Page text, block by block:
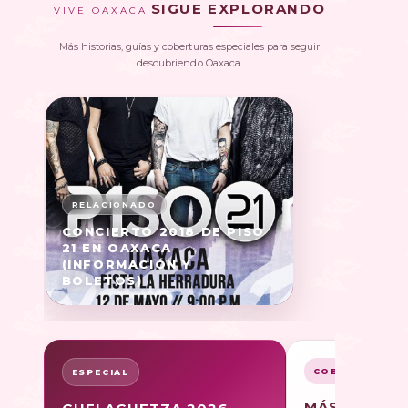
VIVE OAXACA SIGUE EXPLORANDO
Más historias, guías y coberturas especiales para seguir
descubriendo Oaxaca.
CONCIERTO 2018 DE PISO
21 EN OAXACA
(INFORMACIÓN Y
BOLETOS)
ESPECIAL COBERTURA